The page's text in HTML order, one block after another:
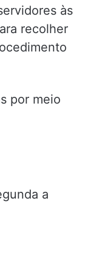
às
recolher
por meio
a